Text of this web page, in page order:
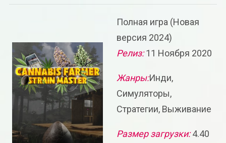
Полная игра (Новая
версия 2024)
Релиз:11 Ноября 2020
Жанры:Инди,
Симуляторы,
Стратегии, Выживание
Размер загрузки:4.40